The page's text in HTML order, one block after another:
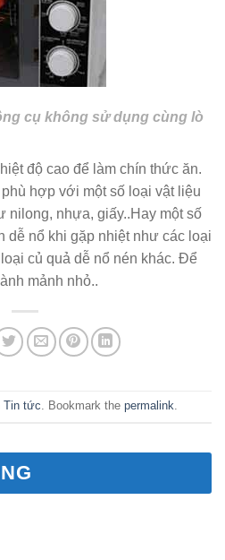
cụ không sử dụng cùng lò
độ cao để làm chín thức ăn.
hợp với một số loại vật liệu
nilong, nhựa, giấy..Hay một số
dễ nổ khi gặp nhiệt như các loại
củ quả dễ nổ nén khác. Để
mảnh nhỏ..
Tin tức. Bookmark the permalink.